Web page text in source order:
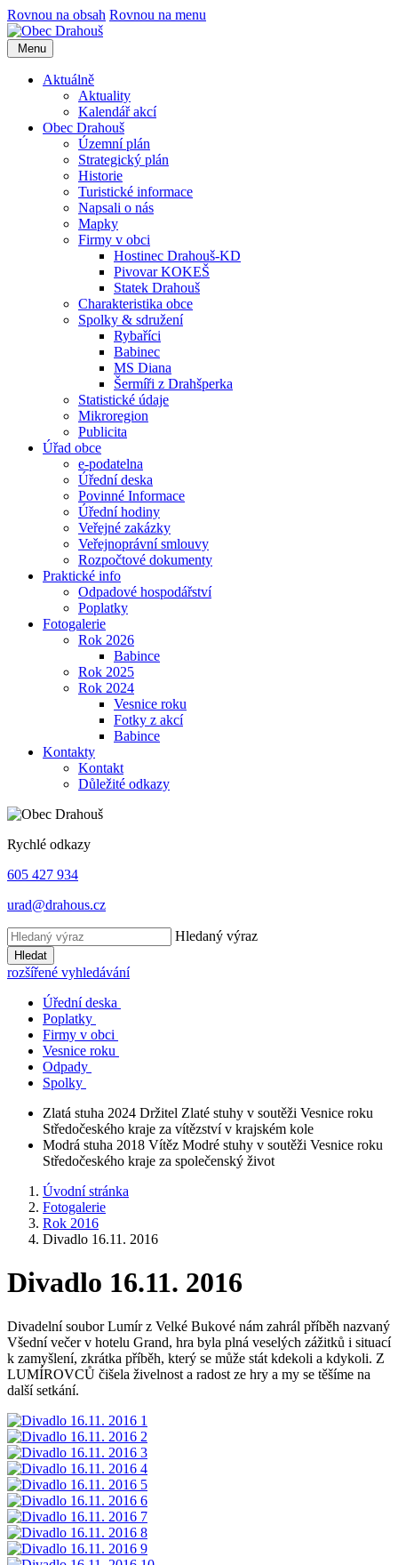
Rovnou na obsah Rovnou na menu
Menu
Aktuálně
Aktuality
Kalendář akcí
Obec Drahouš
Územní plán
Strategický plán
Historie
Turistické informace
Napsali o nás
Mapky
Firmy v obci
Hostinec Drahouš-KD
Pivovar KOKEŠ
Statek Drahouš
Charakteristika obce
Spolky & sdružení
Rybaříci
Babinec
MS Diana
Šermíři z Drahšperka
Statistické údaje
Mikroregion
Publicita
Úřad obce
e-podatelna
Úřední deska
Povinné Informace
Úřední hodiny
Veřejné zakázky
Veřejnoprávní smlouvy
Rozpočtové dokumenty
Praktické info
Odpadové hospodářství
Poplatky
Fotogalerie
Rok 2026
Babince
Rok 2025
Rok 2024
Vesnice roku
Fotky z akcí
Babince
Kontakty
Kontakt
Důležité odkazy
Rychlé odkazy
605 427 934
urad@drahous.cz
Hledaný výraz
Hledat
rozšířené vyhledávání
Úřední deska
Poplatky
Firmy v obci
Vesnice roku
Odpady
Spolky
Zlatá stuha 2024 Držitel Zlaté stuhy v soutěži Vesnice roku
Středočeského kraje za vítězství v krajském kole
Modrá stuha 2018 Vítěz Modré stuhy v soutěži Vesnice roku
Středočeského kraje za společenský život
Úvodní stránka
Fotogalerie
Rok 2016
Divadlo 16.11. 2016
Divadlo 16.11. 2016
Divadelní soubor Lumír z Velké Bukové nám zahrál příběh nazvaný
Všední večer v hotelu Grand, hra byla plná veselých zážitků i situací
k zamyšlení, zkrátka příběh, který se může stát kdekoli a kdykoli. Z
LUMÍROVCŮ čišela živelnost a radost ze hry a my se těšíme na
další setkání.